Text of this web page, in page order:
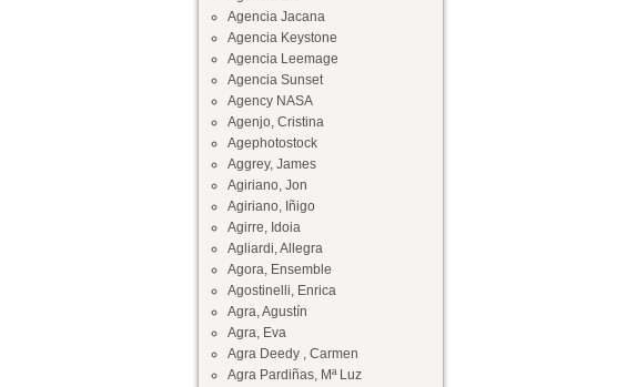
Agencia Jacana
Agencia Keystone
Agencia Leemage
Agencia Sunset
Agency NASA
Agenjo, Cristina
Agephotostock
Aggrey, James
Agiriano, Jon
Agiriano, Iñigo
Agirre, Idoia
Agliardi, Allegra
Agora, Ensemble
Agostinelli, Enrica
Agra, Agustín
Agra, Eva
Agra Deedy , Carmen
Agra Pardiñas, Mª Luz